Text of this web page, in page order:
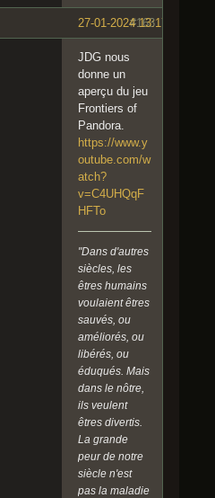
#163
27-01-2024 13:17:23
JDG nous
donne un
aperçu du jeu
Frontiers of
Pandora.
https://www.y
outube.com/w
atch?
v=C4UHQqF
HFTo
"Dans d'autres
siècles, les
êtres humains
voulaient êtres
sauvés, ou
améliorés, ou
libérés, ou
éduqués. Mais
dans le nôtre,
ils veulent
êtres divertis.
La grande
peur de notre
siècle n'est
pas la maladie